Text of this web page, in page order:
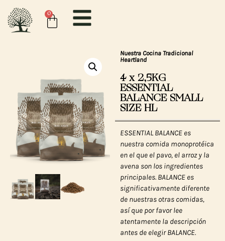
0
Nuestra Cocina Tradicional
Heartland
4 x 2,5KG
ESSENTIAL
BALANCE SMALL
SIZE HL
ESSENTIAL BALANCE es
nuestra comida monoprotéica
en el que el pavo, el arroz y la
avena son los ingredientes
principales. BALANCE es
significativamente diferente
de nuestras otras comidas,
así que por favor lee
atentamente la descripción
antes de elegir BALANCE.